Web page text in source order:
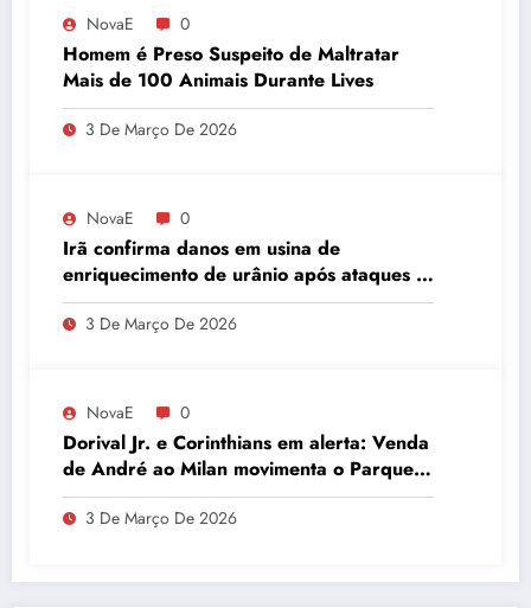
NovaE 0
Homem é Preso Suspeito de Maltratar
Mais de 100 Animais Durante Lives
3 De Março De 2026
NovaE 0
Irã confirma danos em usina de
enriquecimento de urânio após ataques e
embaixador evita detalhes sobre
quantidade de urânio enriquecido
3 De Março De 2026
NovaE 0
Dorival Jr. e Corinthians em alerta: Venda
de André ao Milan movimenta o Parque
São Jorge
3 De Março De 2026